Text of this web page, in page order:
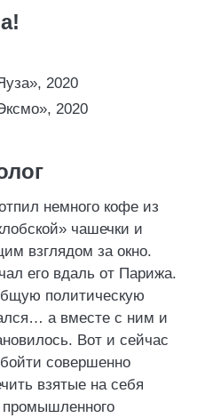
2020
2020
немного кофе из
чашечки и
взглядом за окно.
его вдаль от Парижа.
политическую
а вместе с ним и
Вот и сейчас
совершенно
взятые на себя
промышленного